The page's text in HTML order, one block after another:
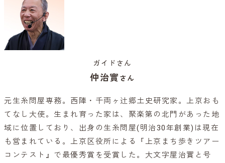
ガイドさん
仲治實 さん
元生糸問屋専務。西陣・千両ヶ辻郷土史研究家。上京おも
てなし大使。生まれ育った家は、聚楽第の北門があった地
域に位置しており、出身の生糸問屋(明治30年創業)は現在
も営まれている。上京区役所による『上京まち歩きツアー
コンテスト』で最優秀賞を受賞した。大文字屋治實と号